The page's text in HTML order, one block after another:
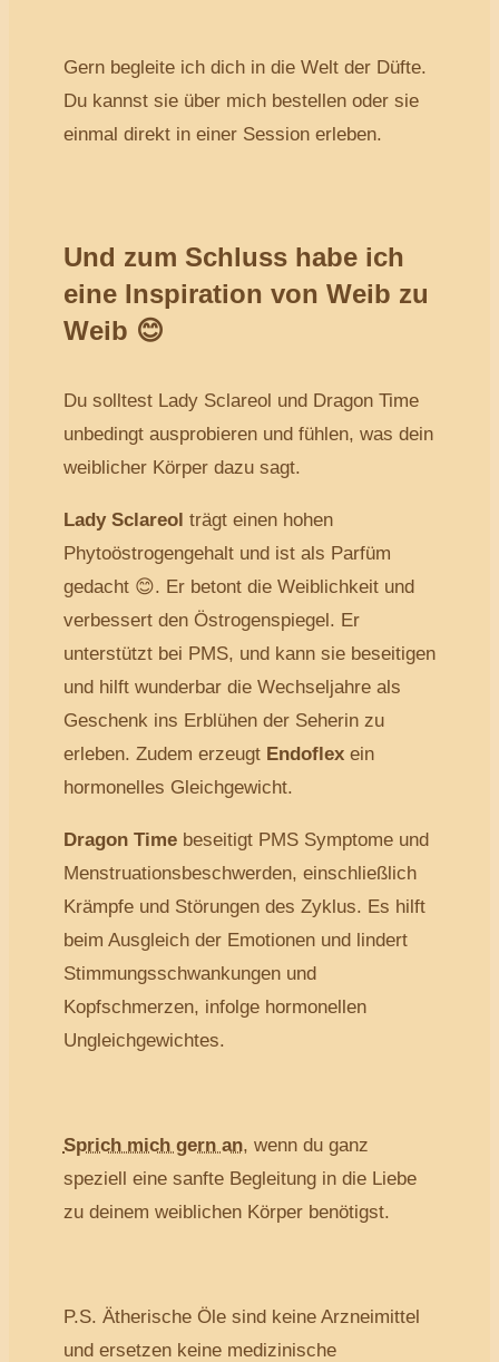
Gern begleite ich dich in die Welt der Düfte.
Du kannst sie über mich bestellen oder sie
einmal direkt in einer Session erleben.
Und zum Schluss habe ich
eine Inspiration von Weib zu
Weib 😊
Du solltest Lady Sclareol und Dragon Time
unbedingt ausprobieren und fühlen, was dein
weiblicher Körper dazu sagt.
Lady Sclareol trägt einen hohen
Phytoöstrogengehalt und ist als Parfüm
gedacht 😊. Er betont die Weiblichkeit und
verbessert den Östrogenspiegel. Er
unterstützt bei PMS, und kann sie beseitigen
und hilft wunderbar die Wechseljahre als
Geschenk ins Erblühen der Seherin zu
erleben. Zudem erzeugt Endoflexein
hormonelles Gleichgewicht.
Dragon Timebeseitigt PMS Symptome und
Menstruationsbeschwerden, einschließlich
Krämpfe und Störungen des Zyklus. Es hilft
beim Ausgleich der Emotionen und lindert
Stimmungsschwankungen und
Kopfschmerzen, infolge hormonellen
Ungleichgewichtes.
Sprich mich gern an, wenn du ganz
speziell eine sanfte Begleitung in die Liebe
zu deinem weiblichen Körper benötigst.
P.S. Ätherische Öle sind keine Arzneimittel
und ersetzen keine medizinische